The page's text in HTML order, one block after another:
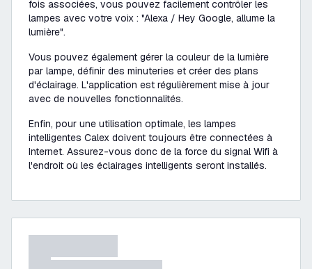
fois associées, vous pouvez facilement contrôler les
lampes avec votre voix : "Alexa / Hey Google, allume la
lumière".
Vous pouvez également gérer la couleur de la lumière
par lampe, définir des minuteries et créer des plans
d'éclairage. L'application est régulièrement mise à jour
avec de nouvelles fonctionnalités.
Enfin, pour une utilisation optimale, les lampes
intelligentes Calex doivent toujours être connectées à
Internet. Assurez-vous donc de la force du signal Wifi à
l'endroit où les éclairages intelligents seront installés.